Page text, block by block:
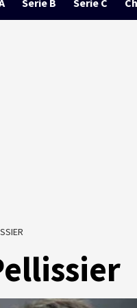
Serie B Serie C